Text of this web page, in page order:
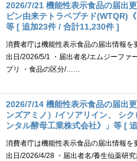
2026/7/21 機能性表示食品の届出
ビン由来テトラペプチド(WTQR)
等 [ 追加23件 / 合計11,230件 ]
消費者庁は機能性表示食品の届出情報
出日/2026/5/1 ・届出者名/エムジーファ
プリ ・食品の区分/……
2026/7/14 機能性表示食品の届出
ンズアミノ）/イソアリイン、 シ
ンタル酵母工業株式会社》」等 [
消費者庁は機能性表示食品の届出情報
出日/2026/4/28 ・届出者名/養生仙薬研